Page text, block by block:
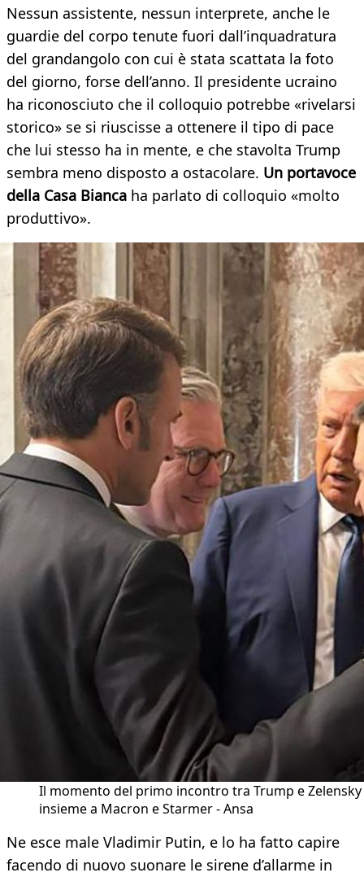
Nessun assistente, nessun interprete, anche le
guardie del corpo tenute fuori dall’inquadratura
del grandangolo con cui è stata scattata la foto
del giorno, forse dell’anno. Il presidente ucraino
ha riconosciuto che il colloquio potrebbe «rivelarsi
storico» se si riuscisse a ottenere il tipo di pace
che lui stesso ha in mente, e che stavolta Trump
sembra meno disposto a ostacolare. Un portavoce
della Casa Bianca ha parlato di colloquio «molto
produttivo».
Il momento del primo incontro tra Trump e Zelensky
insieme a Macron e Starmer - Ansa
Ne esce male Vladimir Putin, e lo ha fatto capire
facendo di nuovo suonare le sirene d’allarme in